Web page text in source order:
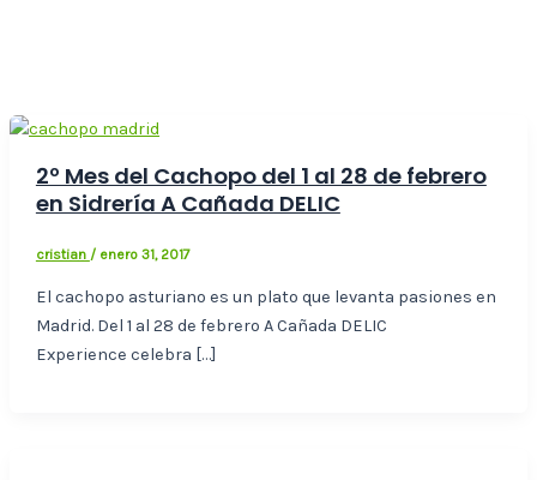
2º Mes del Cachopo del 1 al 28 de febrero
en Sidrería A Cañada DELIC
cristian / enero 31, 2017
El cachopo asturiano es un plato que levanta pasiones en
Madrid. Del 1 al 28 de febrero A Cañada DELIC
Experience celebra […]